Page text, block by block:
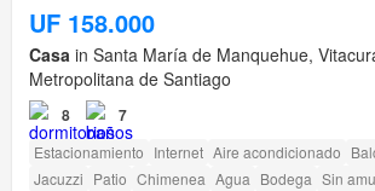
UF 158.000
Casa in Santa María de Manquehue,
Metropolitana de Santiago
8 7
Estacionamiento Internet Aire acondicionado
Jacuzzi Patio Chimenea Agua Bodega Sin